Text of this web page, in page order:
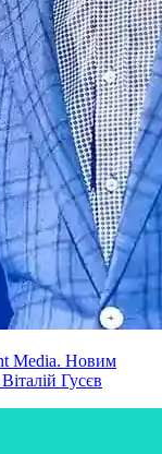
Media. Новим
Гусєв